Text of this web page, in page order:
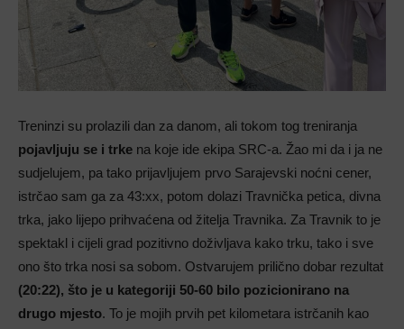
Treninzi su prolazili dan za danom, ali tokom tog treniranja
pojavljuju se i trke na koje ide ekipa SRC-a. Žao mi da i ja ne
sudjelujem, pa tako prijavljujem prvo Sarajevski noćni cener,
istrčao sam ga za 43:xx, potom dolazi Travnička petica, divna
trka, jako lijepo prihvaćena od žitelja Travnika. Za Travnik to je
spektakl i cijeli grad pozitivno doživljava kako trku, tako i sve
ono što trka nosi sa sobom. Ostvarujem prilično dobar rezultat
(20:22), što je u kategoriji 50-60 bilo pozicionirano na
drugo mjesto. To je mojih prvih pet kilometara istrčanih kao